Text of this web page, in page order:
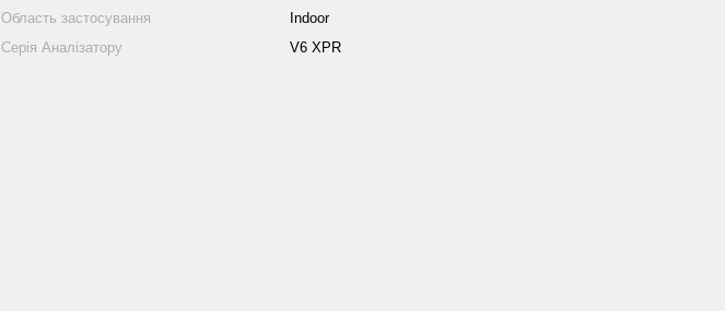
Область застосування
Indoor
Серія Аналізатору
V6 XPR